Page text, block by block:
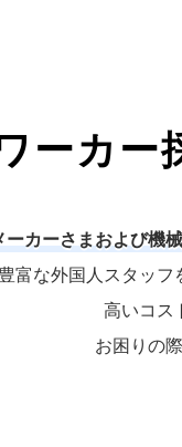
ワーカ
ーカーさまおよび機
富な外国人スタッ
高いコス
お困りの